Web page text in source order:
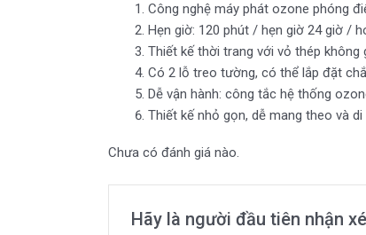
Công nghệ máy phát ozone phóng
Hẹn giờ: 120 phút / hẹn giờ 24 giờ /
Thiết kế thời trang với vỏ thép không
Có 2 lỗ treo tường, có thể lắp đặt
Dễ vận hành: công tắc hệ thống
Thiết kế nhỏ gọn, dễ mang theo và di
Chưa có đánh giá nào.
Hãy là người đầu tiên nhận